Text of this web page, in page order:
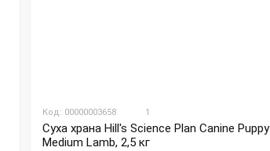
Код: 00000003658 1
Суха храна Hill's Science Plan Canine Puppy
Medium Lamb, 2,5 кг